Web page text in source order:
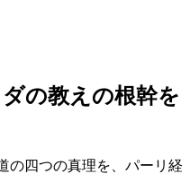
の教えの根幹を
の四つの真理を、パーリ経